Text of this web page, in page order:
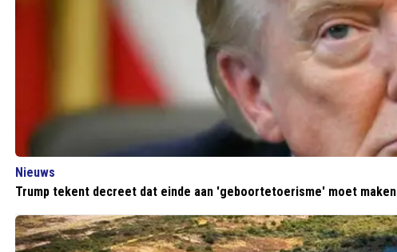
Nieuws
Trump tekent decreet dat einde aan 'geboortetoerisme' moet maken